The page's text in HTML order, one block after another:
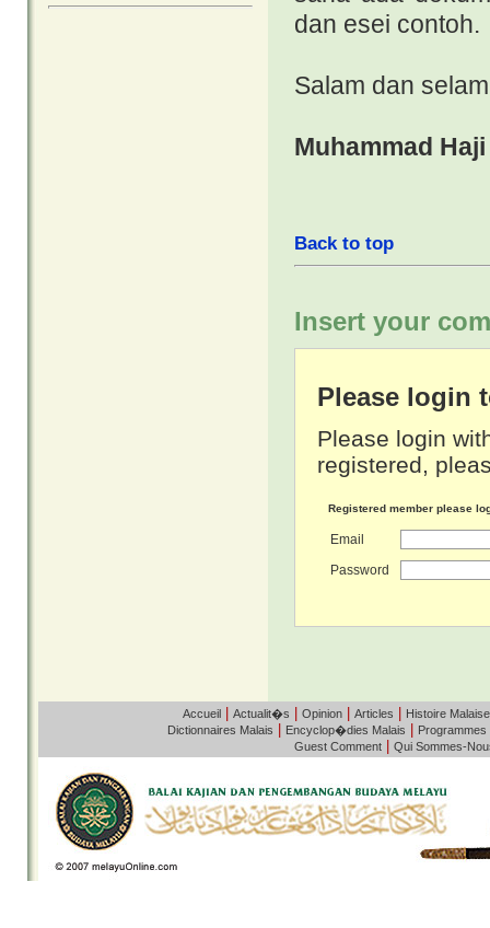
dan esei contoh.
Salam dan
Muhammad
Back to top
Insert your
Please login
Please login
registered,
Registered member please
Email
Password
Accueil| Actualit�s Opinion| Articles Histoire Malaise
Dictionnaires Malais Encyclop�dies Malais Programmes
Guest Comment Qui Sommes-